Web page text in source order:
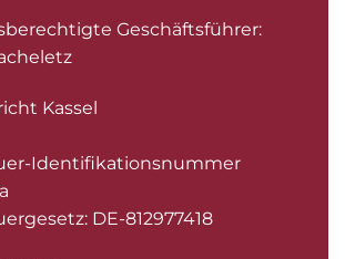
Geschäftsführer:
Kassel
Identifikationsnummer
DE-812977418